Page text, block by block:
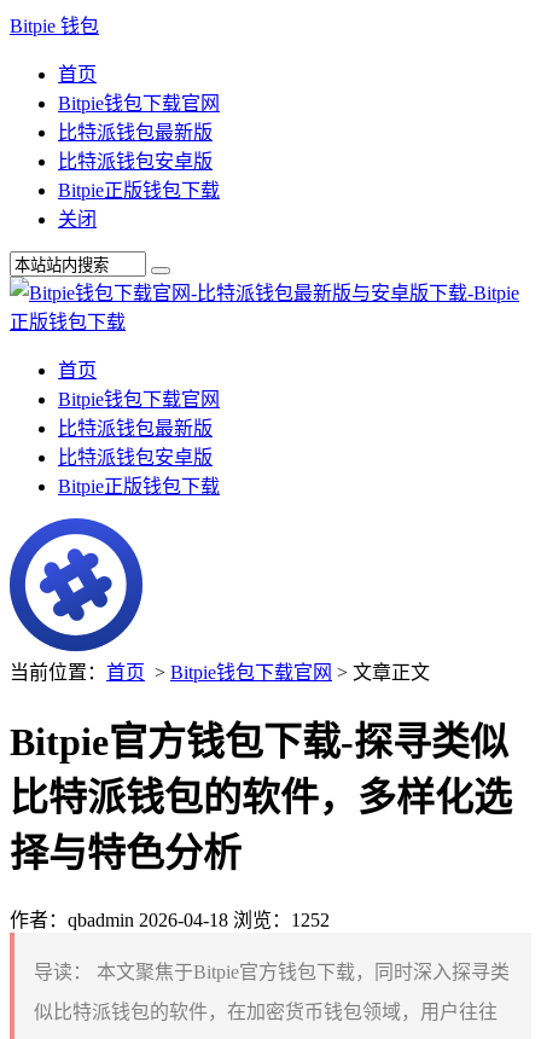
Bitpie 钱包
首页
Bitpie钱包下载官网
比特派钱包最新版
比特派钱包安卓版
Bitpie正版钱包下载
关闭
首页
Bitpie钱包下载官网
比特派钱包最新版
比特派钱包安卓版
Bitpie正版钱包下载
当前位置： 首页 > Bitpie钱包下载官网 > 文章正文
Bitpie官方钱包下载-探寻类似
比特派钱包的软件，多样化选
择与特色分析
作者：qbadmin 2026-04-18 浏览：1252
导读：
本文聚焦于Bitpie官方钱包下载，同时深入探寻类
似比特派钱包的软件，在加密货币钱包领域，用户往往